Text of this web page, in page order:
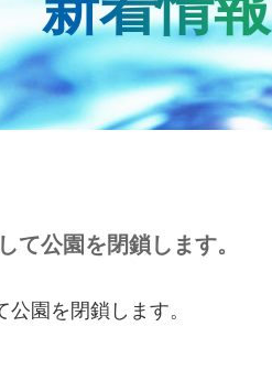
て公園を閉鎖します。
園を閉鎖します。